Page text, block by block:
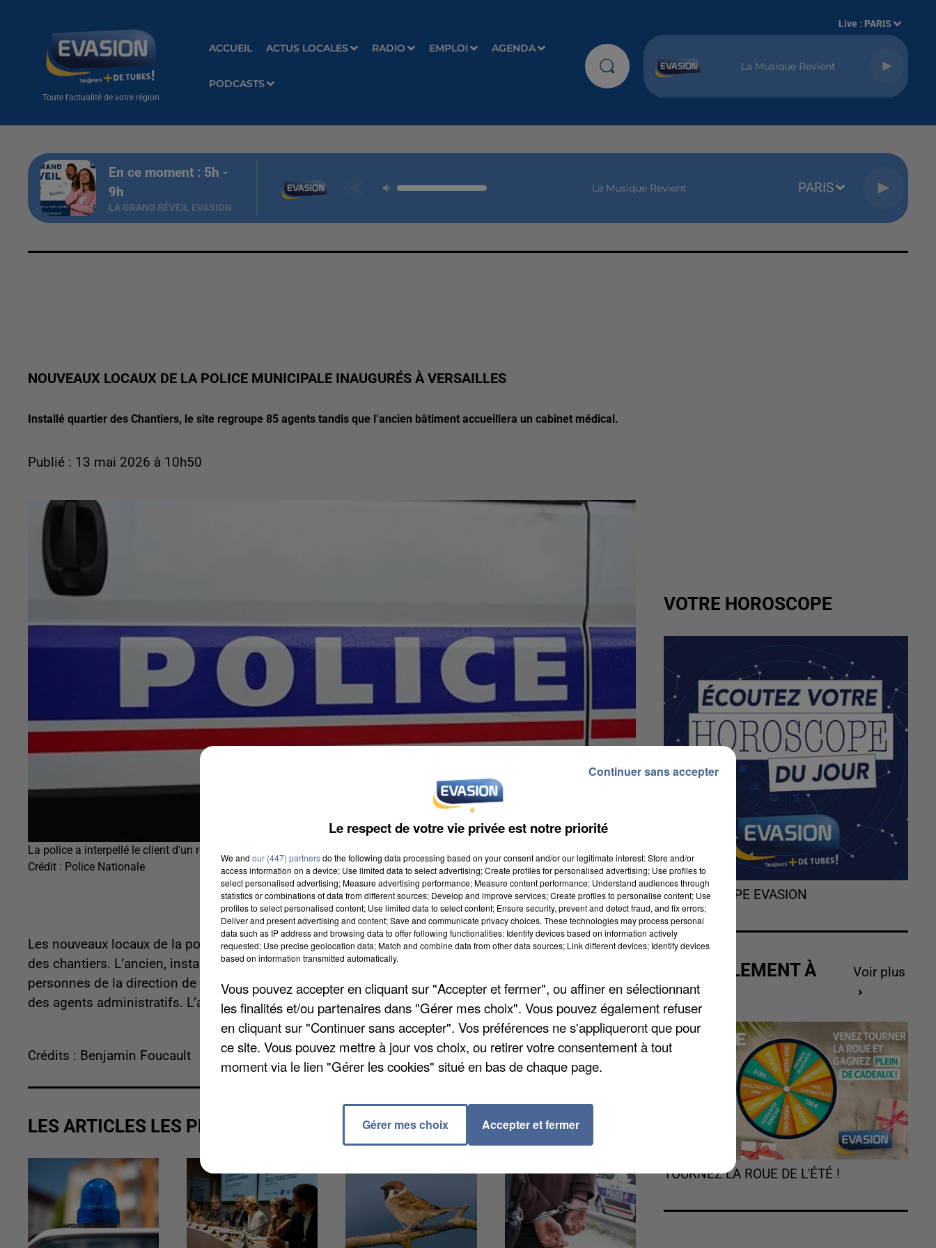
Toute l'actualité de votre région
ACCUEIL ACTUS LOCALES RADIO EMPLOI AGENDA
PODCASTS
Live : PARIS
La Musique Revient
En ce moment : 5h -
9h
LA GRAND RÉVEIL EVASION
La Musique Revient PARIS
NOUVEAUX LOCAUX DE LA POLICE MUNICIPALE INAUGURÉS À VERSAILLES
Installé quartier des Chantiers, le site regroupe 85 agents tandis que l’ancien bâtiment accueillera un cabinet médical.
Publié : 13 mai 2026 à 10h50
La police a interpellé le client d'un restaurant ivre.
Crédit : Police Nationale
Les nouveaux locaux de la police municipale inaugurés à Versailles. Il est dorénavant placé quartier
des chantiers. L’ancien, installé dans le quartier Notre-Dame, était devenu trop petit. Au total, 85
personnes de la direction de la sécurité travaillent sur le site : 28 policiers municipaux, 35 de l’ASVP et
des agents administratifs. L’ancien bâtiment accueillera bientôt un cabinet médical.
Crédits : Benjamin Foucault
LES ARTICLES LES PLUS VUS
VOTRE HOROSCOPE
L'HOROSCOPE EVASION
ACTUELLEMENT À
GAGNER
Voir plus
TOURNEZ LA ROUE DE L'ÉTÉ !
Le respect de votre vie privée est notre priorité
We and our (447) partnersdo the following data processing based on your consent and/or our legitimate interest: Store and/or
access information on a device; Use limited data to select advertising; Create profiles for personalised advertising; Use profiles to
select personalised advertising; Measure advertising performance; Measure content performance; Understand audiences through
statistics or combinations of data from different sources; Develop and improve services; Create profiles to personalise content; Use
profiles to select personalised content; Use limited data to select content; Ensure security, prevent and detect fraud, and fix errors;
Deliver and present advertising and content; Save and communicate privacy choices. These technologies may process personal
data such as IP address and browsing data to offer following functionalities: Identify devices based on information actively
requested; Use precise geolocation data; Match and combine data from other data sources; Link different devices; Identify devices
based on information transmitted automatically.
Vous pouvez accepter en cliquant sur "Accepter et fermer", ou affiner en sélectionnant
les finalités et/ou partenaires dans "Gérer mes choix". Vous pouvez également refuser
en cliquant sur "Continuer sans accepter". Vos préférences ne s'appliqueront que pour
ce site. Vous pouvez mettre à jour vos choix, ou retirer votre consentement à tout
moment via le lien "Gérer les cookies" situé en bas de chaque page.
Gérer mes choix Accepter et fermer
Continuer sans accepter